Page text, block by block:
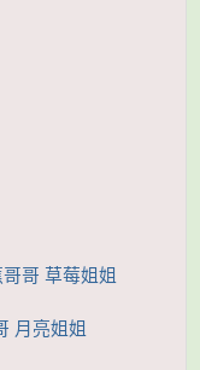
哥 草莓姐姐
月亮姐姐